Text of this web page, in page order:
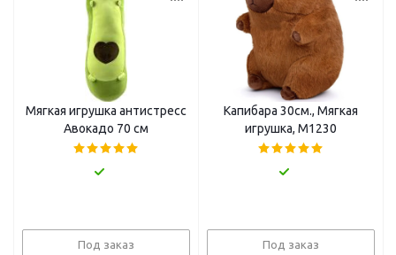
Мягкая игрушка антистресс
Авокадо 70 см
Под заказ
Капибара 30см., Мягкая
игрушка, М1230
Под заказ